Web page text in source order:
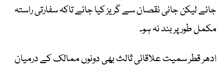
جائے لیکن جانی نقصان سے گریز کیا جائے تاکہ سفارتی راستہ
مکمل طور پر بند نہ ہو۔
ادھر قطر سمیت علاقائی ثالث بھی دونوں ممالک کے درمیان